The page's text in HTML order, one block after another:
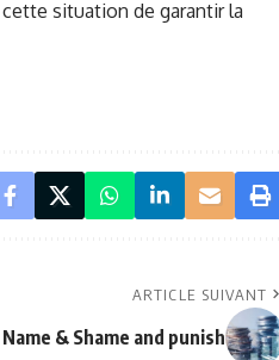
situation de garantir la
ARTICLE SUIVANT
& Shame and punish